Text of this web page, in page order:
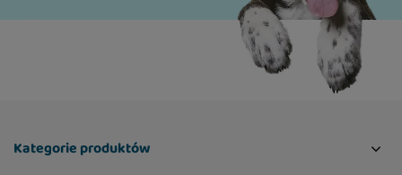
Kategorie produktów